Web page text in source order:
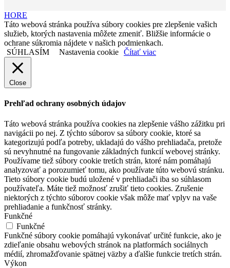
HORE
Táto webová stránka používa súbory cookies pre zlepšenie vašich
služieb, ktorých nastavenia môžete zmeniť. Bližšie informácie o
ochrane súkromia nájdete v našich podmienkach.
SÚHLASÍM
Nastavenia cookie Čítať viac
Close
Prehľad ochrany osobných údajov
Táto webová stránka používa cookies na zlepšenie vášho zážitku pri
navigácii po nej. Z týchto súborov sa súbory cookie, ktoré sa
kategorizujú podľa potreby, ukladajú do vášho prehliadača, pretože
sú nevyhnutné na fungovanie základných funkcií webovej stránky.
Používame tiež súbory cookie tretích strán, ktoré nám pomáhajú
analyzovať a porozumieť tomu, ako používate túto webovú stránku.
Tieto súbory cookie budú uložené v prehliadači iba so súhlasom
používateľa. Máte tiež možnosť zrušiť tieto cookies. Zrušenie
niektorých z týchto súborov cookie však môže mať vplyv na vaše
prehliadanie a funkčnosť stránky.
Funkčné
Funkčné
Funkčné súbory cookie pomáhajú vykonávať určité funkcie, ako je
zdieľanie obsahu webových stránok na platformách sociálnych
médií, zhromažďovanie spätnej väzby a ďalšie funkcie tretích strán.
Výkon